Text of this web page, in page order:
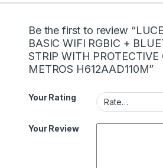
Be the first to review
BASIC WIFI RGBIC +
STRIP WITH PROTECTIVE
METROS H612AAD110M”
Your Rating
Your Review